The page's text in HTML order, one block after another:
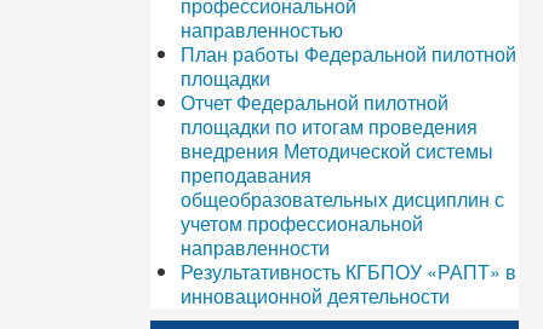
направленностью
План работы Федеральной пилотной
площадки
Отчет Федеральной пилотной
площадки по итогам проведения
внедрения Методической системы
преподавания
общеобразовательных дисциплин с
учетом профессиональной
направленности
Результативность КГБПОУ «РАПТ» в
инновационной деятельности